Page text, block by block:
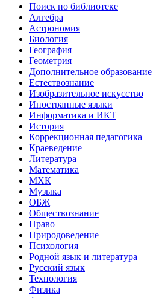
Поиск по библиотеке
Алгебра
Астрономия
Биология
География
Геометрия
Дополнительное образование
Естествознание
Изобразительное искусство
Иностранные языки
Информатика и ИКТ
История
Коррекционная педагогика
Краеведение
Литература
Математика
МХК
Музыка
ОБЖ
Обществознание
Право
Природоведение
Психология
Родной язык и литература
Русский язык
Технология
Физика